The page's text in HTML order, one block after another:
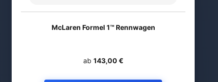
McLaren Formel 1™ Rennwagen
ab 143,00 €